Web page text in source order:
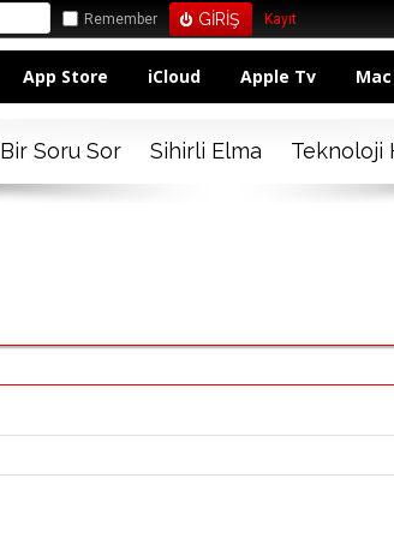
Remember Kayıt
App Store iCloud Apple Tv
Bir Soru Sor Sihirli Elma Teknoloji